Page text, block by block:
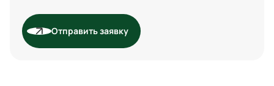
Отправить заявку